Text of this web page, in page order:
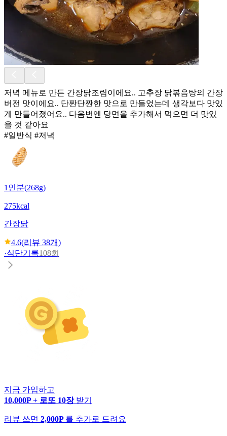
저녁 메뉴로 만든 간장닭조림이에요.. 고추장 닭볶음탕의 간장
버전 맛이에요.. 단짠단짠한 맛으로 만들었는데 생각보다 맛있
게 만들어졌어요.. 다음번엔 당면을 추가해서 먹으면 더 맛있
을 것 같아요
#일반식 #저녁
1인분(268g)
275kcal
간장닭
4.6(리뷰 38개)
·식단기록108회
지금 가입하고
10,000P + 로또 10장 받기
리뷰 쓰면 2,000P 를 추가로 드려요